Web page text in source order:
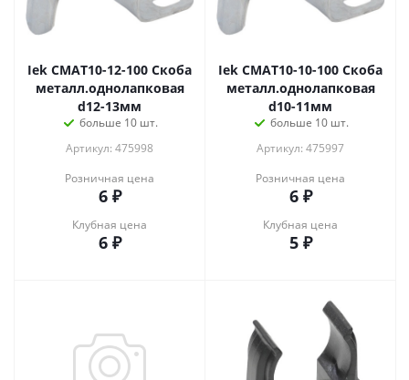
Iek CMAT10-12-100 Скоба
металл.однолапковая
d12-13мм
больше 10 шт.
Артикул: 475998
Розничная цена
6₽
Клубная цена
6₽
Iek CMAT10-10-100 Скоба
металл.однолапковая
d10-11мм
больше 10 шт.
Артикул: 475997
Розничная цена
6₽
Клубная цена
5₽